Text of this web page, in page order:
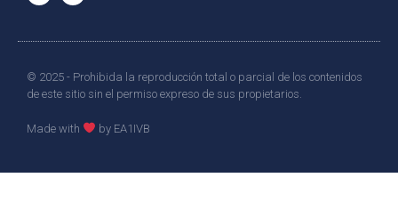
© 2025 - Prohibida la reproducción total o parcial de los contenidos
de este sitio sin el permiso expreso de sus propietarios.
Made with by EA1IVB